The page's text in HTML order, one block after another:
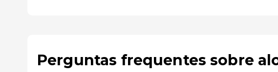
Perguntas frequentes sobre